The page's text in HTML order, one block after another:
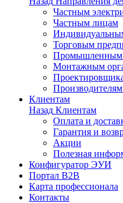
Частным
Частным лицам
Торговым
Промышленным
Монтажным
Клиентам
Назад Клиентам
Оплата и
Гарантия и
Акции
Полезная
Конфигуратор ЭУИ
Портал B2B
Карта профессионала
Контакты